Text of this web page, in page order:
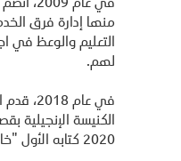
منها إدارة فرق
التعليم والوعظ في
لهم.
في عام
الكنيسة الإنجيلية
2020 كتابه الأول "خارج الأسوار"، حيث ناقش فيه تأثير الانتفاضة المدنية على الكنيسة.